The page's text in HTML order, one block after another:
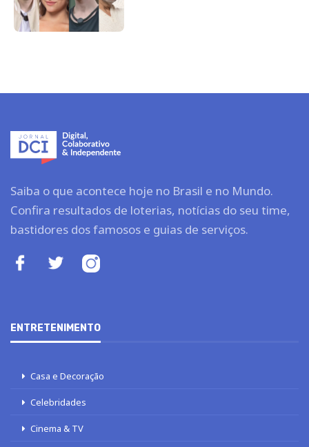
Saiba o que acontece hoje no Brasil e no Mundo.
Confira resultados de loterias, notícias do seu time,
bastidores dos famosos e guias de serviços.
ENTRETENIMENTO
Casa e Decoração
Celebridades
Cinema & TV